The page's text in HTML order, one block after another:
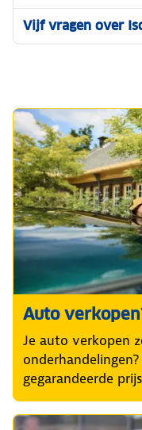
Vijf vragen over
Auto
Je auto verkopen
gegarandeerde